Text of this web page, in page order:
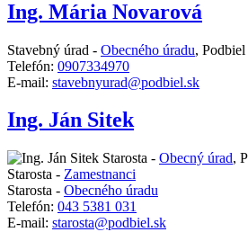
Ing. Mária Novarová
Stavebný úrad - Obecného úradu,
Telefón: 0907334970
E-mail: stavebnyurad@podbiel.sk
Ing. Ján Sitek
Starosta - Obecný úrad,
Starosta - Zamestnanci
Starosta - Obecného úradu
Telefón: 043 5381 031
E-mail: starosta@podbiel.sk